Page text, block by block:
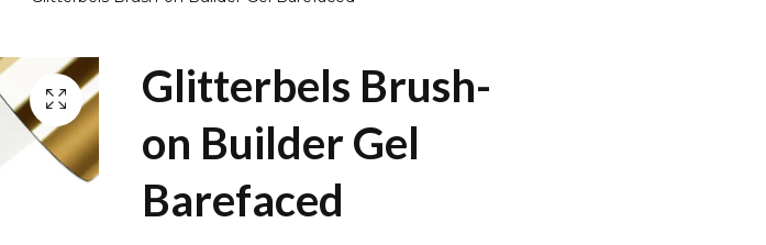
Glitterbels Brush-
on Builder Gel
Barefaced